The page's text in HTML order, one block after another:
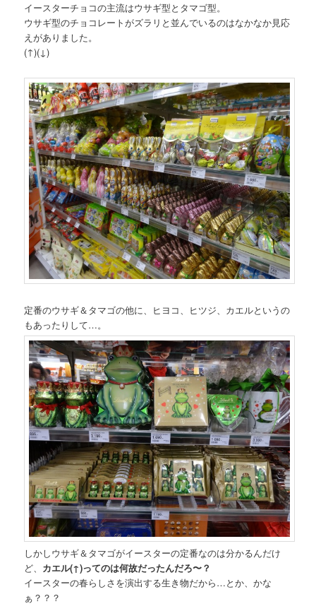
イースターチョコの主流はウサギ型とタマゴ型。
ウサギ型のチョコレートがズラリと並んでいるのはなかなか見応
えがありました。
(↑)(↓)
定番のウサギ＆タマゴの他に、ヒヨコ、ヒツジ、カエルというの
もあったりして…。
しかしウサギ＆タマゴがイースターの定番なのは分かるんだけ
ど、 カエル(↑)ってのは何故だったんだろ〜？
イースターの春らしさを演出する生き物だから…とか、かな
ぁ？？？